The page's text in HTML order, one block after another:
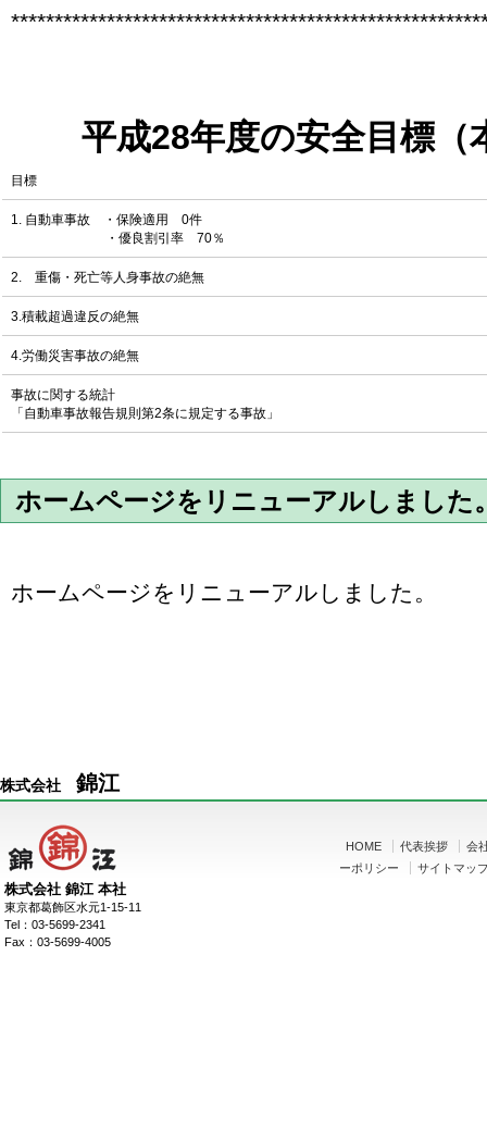
平成28年度の安全目標（
目標
1. 自動車事故 ・保険適用 0件
・優良割引率 70％
2. 重傷・死亡等人身事故の絶無
3.積載超過違反の絶無
4.労働災害事故の絶無
事故に関する統計
「自動車事故報告規則第2条に規定する事故」
ホームページをリニューアルしました
ホームページをリニューアルしました。
株式会社 錦江
株式会社 錦江 本社
東京都葛飾区水元1-15-11
Tel：03-5699-2341
Fax：03-5699-4005
HOME 代表挨拶
会
ーポリシー
サイトマッ